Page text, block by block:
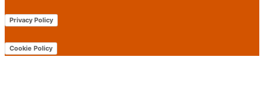
Privacy Policy
Cookie Policy